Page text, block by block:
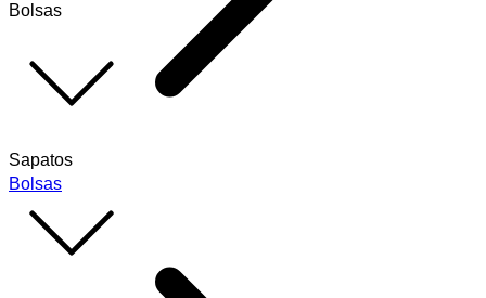
Bolsas
Sapatos
Bolsas